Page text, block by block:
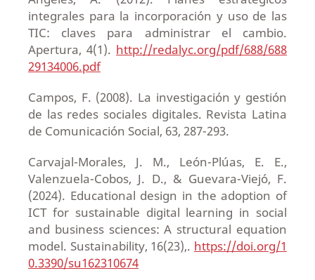
integrales para la incorporación y uso de las
TIC: claves para administrar el cambio.
Apertura, 4(1). http://redalyc.org/pdf/688/688
29134006.pdf
Campos, F. (2008). La investigación y gestión
de las redes sociales digitales. Revista Latina
de Comunicación Social, 63, 287-293.
Carvajal-Morales, J. M., León-Plúas, E. E.,
Valenzuela-Cobos, J. D., & Guevara-Viejó, F.
(2024). Educational design in the adoption of
ICT for sustainable digital learning in social
and business sciences: A structural equation
model. Sustainability, 16(23),. https://doi.org/1
0.3390/su162310674